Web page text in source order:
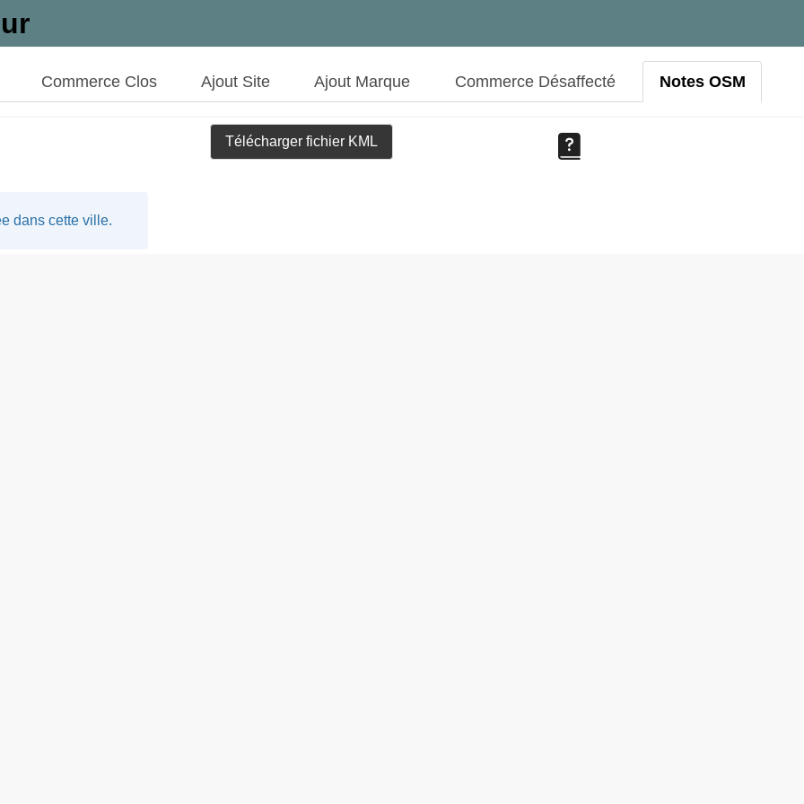
Commerce Clos Ajout Site Ajout Marque Commerce Désaffecté Notes OSM
Télécharger fichier KML
dans cette ville.